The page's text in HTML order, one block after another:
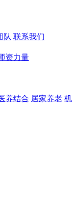
队 联系我们
资力量
养结合 居家养老 机